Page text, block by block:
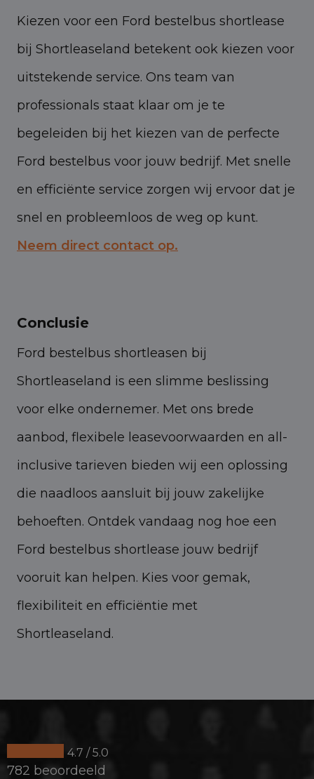
Kiezen voor een Ford bestelbus shortlease
bij Shortleaseland betekent ook kiezen voor
uitstekende service. Ons team van
professionals staat klaar om je te
begeleiden bij het kiezen van de perfecte
Ford bestelbus voor jouw bedrijf. Met snelle
en efficiënte service zorgen wij ervoor dat je
snel en probleemloos de weg op kunt.
Neem direct contact op.
Conclusie
Ford bestelbus shortleasen bij
Shortleaseland is een slimme beslissing
voor elke ondernemer. Met ons brede
aanbod, flexibele leasevoorwaarden en all-
inclusive tarieven bieden wij een oplossing
die naadloos aansluit bij jouw zakelijke
behoeften. Ontdek vandaag nog hoe een
Ford bestelbus shortlease jouw bedrijf
vooruit kan helpen. Kies voor gemak,
flexibiliteit en efficiëntie met
Shortleaseland.
4.7 / 5.0
782 beoordeeld